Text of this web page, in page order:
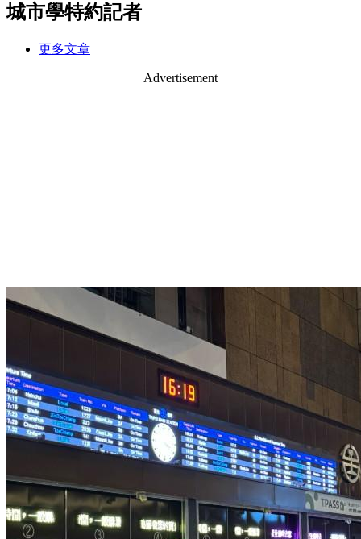
城市學特約記者
更多文章
Advertisement